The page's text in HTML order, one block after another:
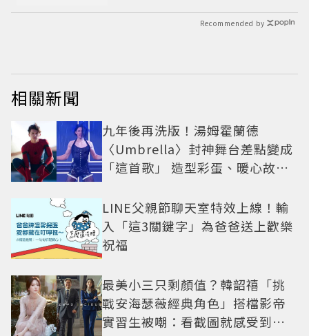
Recommended by
相關新聞
九年後再洗版！湯姆霍蘭德
〈Umbrella〉封神舞台差點變成
「這首歌」 造型彩蛋、暖心故事
LINE父親節聊天室特效上線！輸
入「這3關鍵字」為爸爸送上歡樂
祝福
最美小三只剩顏值？韓韶禧「挑
戰安海瑟薇經典角色」搭檔影帝
實習生被嘲：看截圖就感受到演